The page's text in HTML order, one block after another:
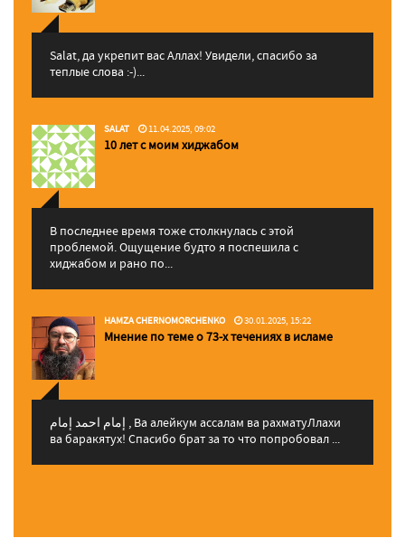
Salat, да укрепит вас Аллаx! Увидели, спасибо за
теплые слова :-)...
SALAT 11.04.2025, 09:02
10 лет с моим хиджабом
В последнее время тоже столкнулась с этой
проблемой. Ощущение будто я поспешила с
хиджабом и рано по...
HAMZA CHERNOMORCHENKO 30.01.2025, 15:22
Мнение по теме о 73-х течениях в исламе
إمام احمد إمام , Ва алейкум ассалам ва рахматуЛлахи
ва баракятух! Спасибо брат за то что попробовал ...